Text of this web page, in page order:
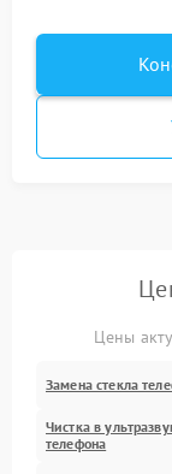
Цены
Замена стекла
Чистка в
телефона